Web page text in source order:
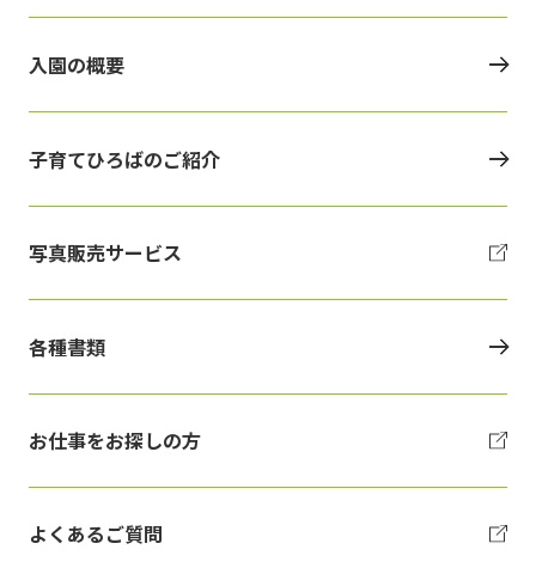
入園の概要
子育てひろばのご紹介
写真販売サービス
各種書類
お仕事をお探しの方
よくあるご質問